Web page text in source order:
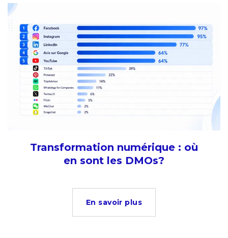
Transformation numérique : où
en sont les DMOs?
En savoir plus